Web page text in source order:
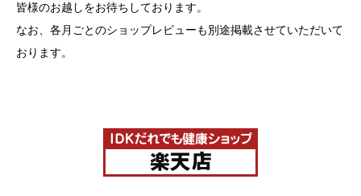
皆様のお越しをお待ちしております。
なお、各月ごとのショップレビューも別途掲載させていただいて
おります。